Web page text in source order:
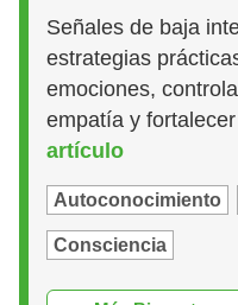
Señales de baja
estrategias
emociones,
empatía y
artículo
Autoconocimiento
Consciencia